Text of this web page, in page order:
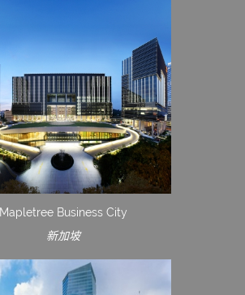
Mapletree Business City
新加坡